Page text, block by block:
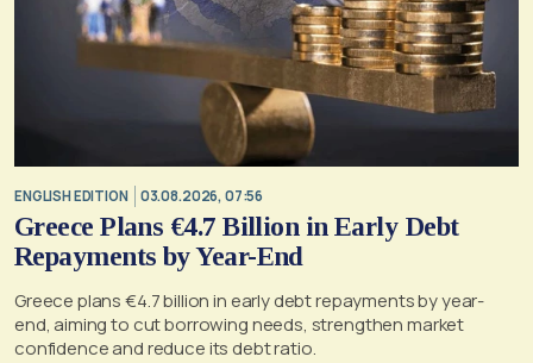
ENGLISH EDITION 03.08.2026, 07:56
Greece Plans €4.7 Billion in Early Debt
Repayments by Year-End
Greece plans €4.7 billion in early debt repayments by year-
end, aiming to cut borrowing needs, strengthen market
confidence and reduce its debt ratio.